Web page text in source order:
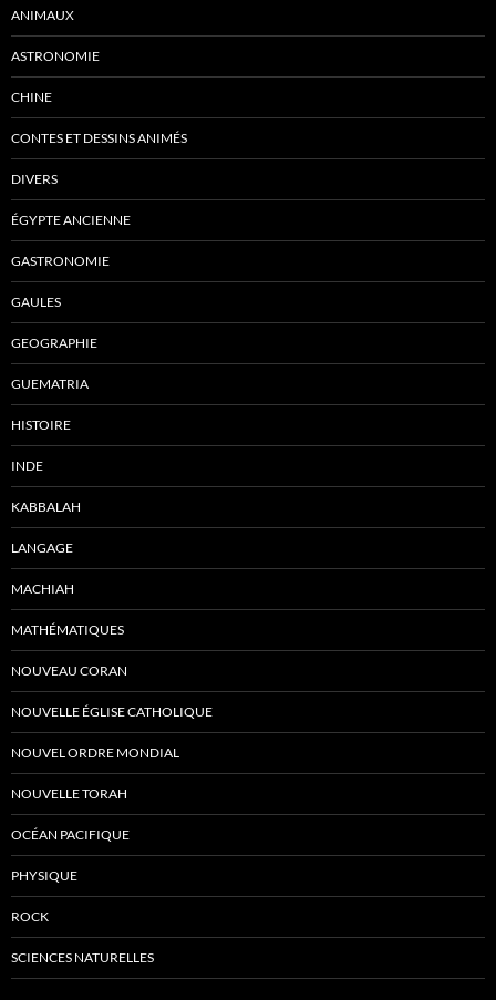
ANIMAUX
ASTRONOMIE
CHINE
CONTES ET DESSINS ANIMÉS
DIVERS
ÉGYPTE ANCIENNE
GASTRONOMIE
GAULES
GEOGRAPHIE
GUEMATRIA
HISTOIRE
INDE
KABBALAH
LANGAGE
MACHIAH
MATHÉMATIQUES
NOUVEAU CORAN
NOUVELLE ÉGLISE CATHOLIQUE
NOUVEL ORDRE MONDIAL
NOUVELLE TORAH
OCÉAN PACIFIQUE
PHYSIQUE
ROCK
SCIENCES NATURELLES